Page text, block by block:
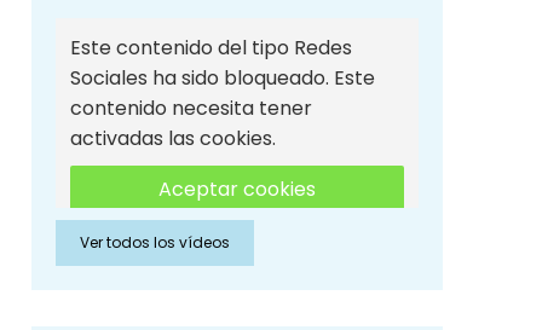
Este contenido del tipo Redes
Sociales ha sido bloqueado. Este
contenido necesita tener
activadas las cookies.
Aceptar cookies
Aceptar cookies de Redes
Sociales
Ver todos los vídeos